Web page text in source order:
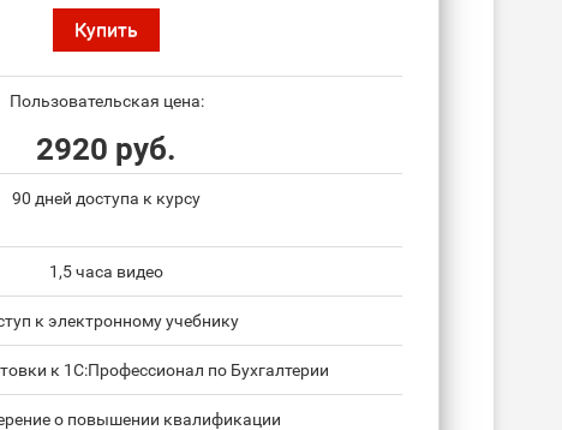
Купить
Пользовательская цена:
2920 руб.
90 дней доступа к курсу
1,5 часа видео
к электронному учебнику
к 1С:Профессионал по Бухгалтерии
о повышении квалификации